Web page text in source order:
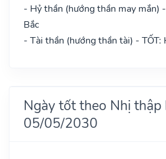
- Hỷ thần (hướng thần may mắn)
Bắc
- Tài thần (hướng thần tài) - TỐT:
Ngày tốt theo Nhị thập
05/05/2030